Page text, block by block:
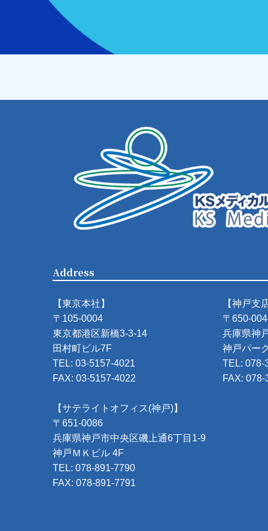
Address
【東京本社】
〒105-0004
東京都港区新橋3-3-14
田村町ビル7F
TEL: 03-5157-4021
FAX: 03-5157-4022
【神戸支
〒650-
兵庫県神
神戸パー
TEL: 078-
FAX:
【サテライトオフィス(神戸)】
〒651-0086
兵庫県神戸市中央区磯上通6丁目1-9
神戸ＭＫビル 4F
TEL: 078-891-7790
FAX: 078-891-7791